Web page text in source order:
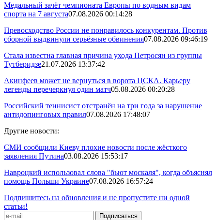
Медальный зачёт чемпионата Европы по водным видам
спорта на 7 августа07.08.2026 00:14:28
Превосходство России не понравилось конкурентам. Против
сборной выдвинули серьёзные обвинения07.08.2026 09:46:19
Стала известна главная причина ухода Петросян из группы
Тутберидзе21.07.2026 13:37:42
Акинфеев может не вернуться в ворота ЦСКА. Карьеру
легенды перечеркнул один матч05.08.2026 00:20:28
Российский теннисист отстранён на три года за нарушение
антидопинговых правил07.08.2026 17:48:07
Другие новости:
СМИ сообщили Киеву плохие новости после жёсткого
заявления Путина03.08.2026 15:53:17
Навроцкий использовал слова "бьют москаля", когда объяснял
помощь Польши Украине07.08.2026 16:57:24
Подпишитесь на обновления и не пропустите ни одной
статьи!